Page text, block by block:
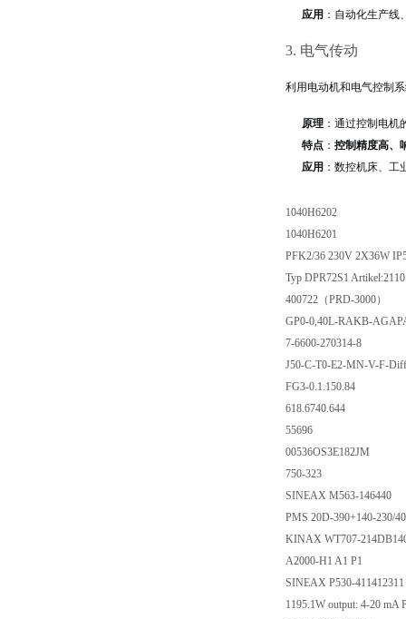
应用 ：自动化生产
3. 电气传动
利用电动机和电气控制
原理 ：通过控制电
特点 ： 控制精度高、
应用 ：数控机床、
1040H6202
1040H6201
PFK2/36 230V 2X36W
Typ DPR72S1
400722（PRD-3000）
GP0-0,40L-RAKB-
7-6600-270314-8
J50-C-T0-E2-MN-V-F-Diff
FG3-0.1.150.84
618.6740.644
55696
00536OS3E182JM
750-323
SINEAX M563-146440
PMS 20D-390+140-230/
KINAX WT707-
A2000-H1 A1 P1
SINEAX P530-
1195.1W output: 4-20 mA